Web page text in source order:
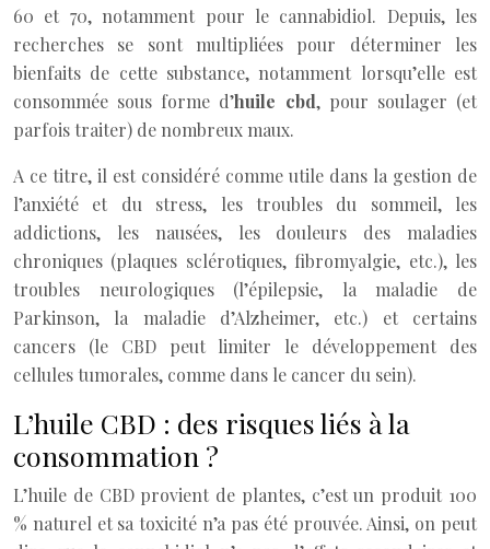
60 et 70, notamment pour le cannabidiol. Depuis, les
recherches se sont multipliées pour déterminer les
bienfaits de cette substance, notamment lorsqu’elle est
consommée sous forme d’huile cbd, pour soulager (et
parfois traiter) de nombreux maux.
A ce titre, il est considéré comme utile dans la gestion de
l’anxiété et du stress, les troubles du sommeil, les
addictions, les nausées, les douleurs des maladies
chroniques (plaques sclérotiques, fibromyalgie, etc.), les
troubles neurologiques (l’épilepsie, la maladie de
Parkinson, la maladie d’Alzheimer, etc.) et certains
cancers (le CBD peut limiter le développement des
cellules tumorales, comme dans le cancer du sein).
L’huile CBD : des risques liés à la
consommation ?
L’huile de CBD provient de plantes, c’est un produit 100
% naturel et sa toxicité n’a pas été prouvée. Ainsi, on peut